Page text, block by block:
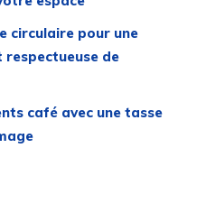
circulaire pour une
de
café avec une tasse